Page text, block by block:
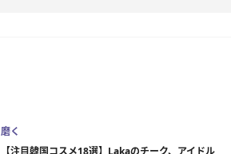
磨く